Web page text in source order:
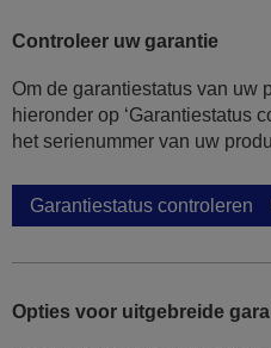
Controleer uw garantie
Om de garantiestatus van uw
hieronder op ‘Garantiestatus
het serienummer van uw
Garantiestatus controleren
Opties voor uitgebreide